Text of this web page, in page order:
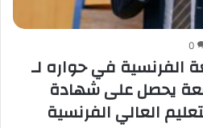
0
الفرنسية في حواره لـ
يحصل على شهادة
العالي الفرنسية